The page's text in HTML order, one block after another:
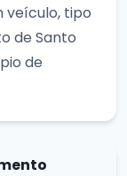
veículo, tipo
de Santo
de